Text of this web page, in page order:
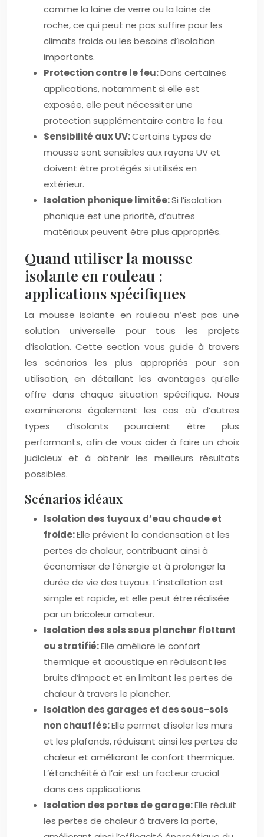
comme la laine de verre ou la laine de
roche, ce qui peut ne pas suffire pour les
climats froids ou les besoins d’isolation
importants.
Protection contre le feu:Dans certaines
applications, notamment si elle est
exposée, elle peut nécessiter une
protection supplémentaire contre le feu.
Sensibilité aux UV:Certains types de
mousse sont sensibles aux rayons UV et
doivent être protégés si utilisés en
extérieur.
Isolation phonique limitée:Si l’isolation
phonique est une priorité, d’autres
matériaux peuvent être plus appropriés.
Quand utiliser la mousse
isolante en rouleau :
applications spécifiques
La mousse isolante en rouleau n’est pas une
solution universelle pour tous les projets
d’isolation. Cette section vous guide à travers
les scénarios les plus appropriés pour son
utilisation, en détaillant les avantages qu’elle
offre dans chaque situation spécifique. Nous
examinerons également les cas où d’autres
types d’isolants pourraient être plus
performants, afin de vous aider à faire un choix
judicieux et à obtenir les meilleurs résultats
possibles.
Scénarios idéaux
Isolation des tuyaux d’eau chaude et
froide:Elle prévient la condensation et les
pertes de chaleur, contribuant ainsi à
économiser de l’énergie et à prolonger la
durée de vie des tuyaux. L’installation est
simple et rapide, et elle peut être réalisée
par un bricoleur amateur.
Isolation des sols sous plancher flottant
ou stratifié:Elle améliore le confort
thermique et acoustique en réduisant les
bruits d’impact et en limitant les pertes de
chaleur à travers le plancher.
Isolation des garages et des sous-sols
non chauffés:Elle permet d’isoler les murs
et les plafonds, réduisant ainsi les pertes de
chaleur et améliorant le confort thermique.
L’étanchéité à l’air est un facteur crucial
dans ces applications.
Isolation des portes de garage:Elle réduit
les pertes de chaleur à travers la porte,